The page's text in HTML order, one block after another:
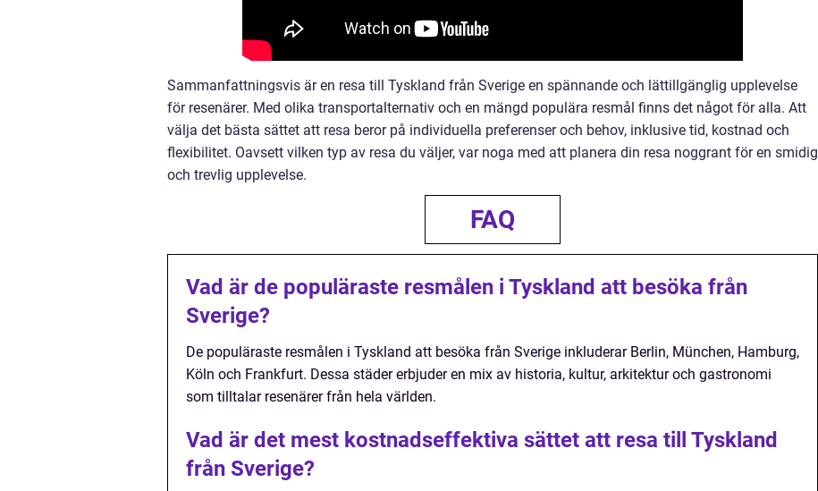
Sammanfattningsvis är en resa till Tyskland från Sverige en spännande och lättillgänglig upplevelse
för resenärer. Med olika transportalternativ och en mängd populära resmål finns det något för alla. Att
välja det bästa sättet att resa beror på individuella preferenser och behov, inklusive tid, kostnad och
flexibilitet. Oavsett vilken typ av resa du väljer, var noga med att planera din resa noggrant för en smidig
och trevlig upplevelse.
FAQ
Vad är de populäraste resmålen i Tyskland att besöka från
Sverige?
De populäraste resmålen i Tyskland att besöka från Sverige inkluderar Berlin, München, Hamburg,
Köln och Frankfurt. Dessa städer erbjuder en mix av historia, kultur, arkitektur och gastronomi
som tilltalar resenärer från hela världen.
Vad är det mest kostnadseffektiva sättet att resa till Tyskland
från Sverige?